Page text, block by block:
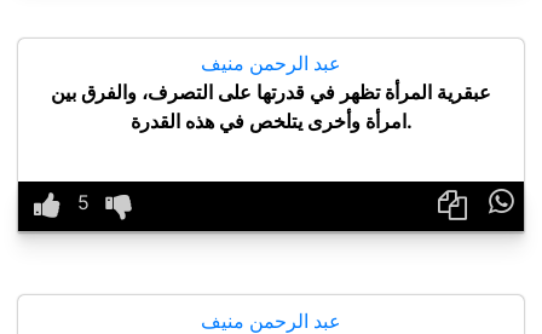
عبد الرحمن منيف
عبقرية المرأة تظهر في قدرتها على التصرف، والفرق بين
.امرأة وأخرى يتلخص في هذه القدرة

عبد الرحمن منيف